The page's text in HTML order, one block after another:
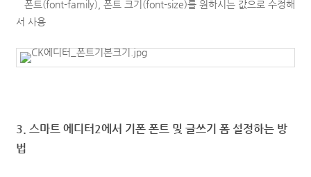
폰트(font-family), 폰트 크기(font-size)를 원하시는 값으로 수정해
서 사용
3. 스마트 에디터2에서 기폰 폰트 및 글쓰기 폼 설정하는 방
법